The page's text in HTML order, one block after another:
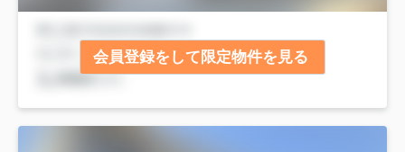
会員登録をして限定物件を見る